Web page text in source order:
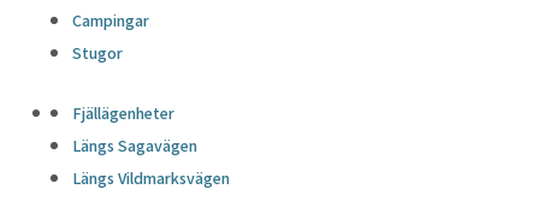
Campingar
Stugor
Fjällägenheter
Längs Sagavägen
Längs Vildmarksvägen